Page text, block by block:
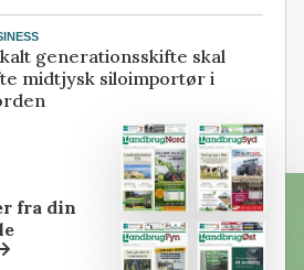
generationsskifte skal
midtjysk siloimportør i
fra din